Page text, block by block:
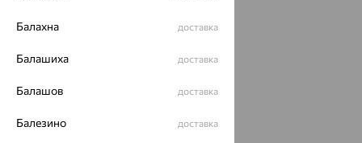
Балахна доставка
Балашиха доставка
Балашов доставка
Балезино доставка